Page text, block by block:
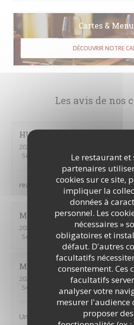
Le restaurant et
partenaires
cookies sur ce site,
impliquer la
données à
personnel. Les
nécessaires »
obligatoires et
défaut. D'autres
facultatifs
consentement. Ces
facultatifs
analyser votre
mesurer l'audience
proposer des
Les avis de nos
HU
2026-08-04
Service
Ambiance: 5/5 Cuisine:5
really considerate service！
Michael C
2026-08-07
- 22:00 - Couverts 2
Service
/5 Ambiance: 5/5 Cuisine:5
Michelle T
2026-08-05
- 19:45 - Couverts 2
Service
Ambiance
Un petit restaurant sympa pour dîner
Cartes &
DÉCOUVRIR NOTRE